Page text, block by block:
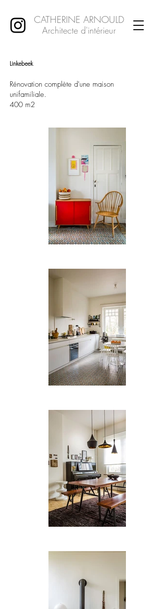
CATHERINE ARNOULD
Architecte d'intérieur
Linkebeek
Rénovation complète d'une maison
unifamiliale.
400 m2